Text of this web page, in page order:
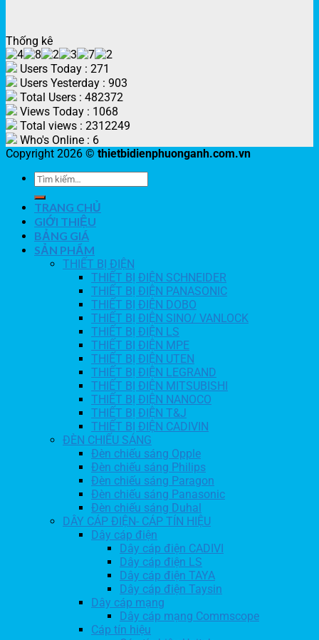
Thống kê
Users Today : 271
Users Yesterday : 903
Total Users : 482372
Views Today : 1068
Total views : 2312249
Who's Online : 6
Copyright 2026 © thietbidienphuonganh.com.vn
TRANG CHỦ
GIỚI THIỆU
BẢNG GIÁ
SẢN PHẨM
THIẾT BỊ ĐIỆN
THIẾT BỊ ĐIỆN SCHNEIDER
THIẾT BỊ ĐIỆN PANASONIC
THIẾT BỊ ĐIỆN DOBO
THIẾT BỊ ĐIỆN SINO/ VANLOCK
THIẾT BỊ ĐIỆN LS
THIẾT BỊ ĐIỆN MPE
THIẾT BỊ ĐIỆN UTEN
THIẾT BỊ ĐIỆN LEGRAND
THIẾT BỊ ĐIỆN MITSUBISHI
THIẾT BỊ ĐIỆN NANOCO
THIẾT BỊ ĐIỆN T&J
THIẾT BỊ ĐIỆN CADIVIN
ĐÈN CHIẾU SÁNG
Đèn chiếu sáng Opple
Đèn chiếu sáng Philips
Đèn chiếu sáng Paragon
Đèn chiếu sáng Panasonic
Đèn chiếu sáng Duhal
DÂY CÁP ĐIỆN- CÁP TÍN HIỆU
Dây cáp điện
Dây cáp điện CADIVI
Dây cáp điện LS
Dây cáp điện TAYA
Dây cáp điện Taysin
Dây cáp mạng
Dây cáp mạng Commscope
Cáp tín hiệu